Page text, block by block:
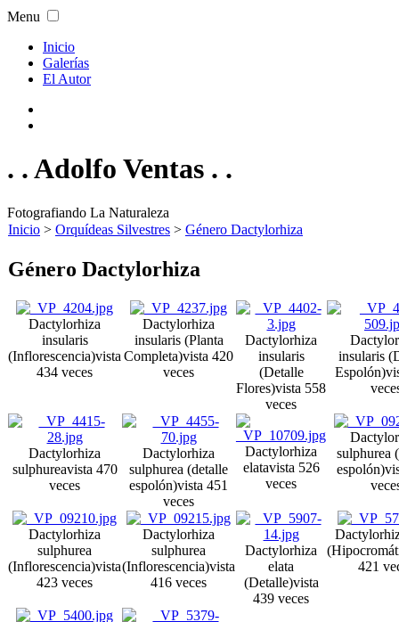
Menu
Inicio
Galerías
El Autor
. . Adolfo Ventas . .
Fotografiando La Naturaleza
Inicio > Orquídeas Silvestres > Género Dactylorhiza
Género Dactylorhiza
Dactylorhiza
insularis
(Inflorescencia)vista
434 veces
Dactylorhiza
insularis (Planta
Completa)vista 420
veces
Dactylorhiza
insularis
(Detalle
Flores)vista 558
veces
insularis
Espolón)
Dactylorhiza
sulphureavista 470
veces
Dactylorhiza
sulphurea (detalle
espolón)vista 451
veces
Dactylorhiza
elatavista 526
veces
sulphurea
espolón)
Dactylorhiza
sulphurea
(Inflorescencia)vista
423 veces
Dactylorhiza
sulphurea
(Inflorescencia)vista
416 veces
Dactylorhiza
elata
(Detalle)vista
439 veces
421